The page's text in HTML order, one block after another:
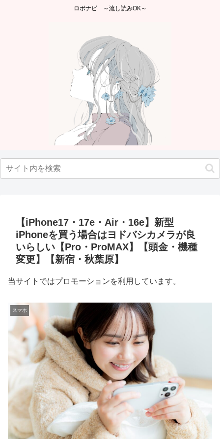
ロボナビ ～流し読みOK～
【iPhone17・17e・Air・16e】新型
iPhoneを買う場合はヨドバシカメラが良
いらしい【Pro・ProMAX】【頭金・機種
変更】【新宿・秋葉原】
当サイトではプロモーションを利用しています。
スマホ